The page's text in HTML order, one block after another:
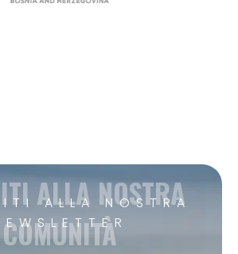
ALLA NOSTRA
ALLA NOSTRA
COMUNITÀ